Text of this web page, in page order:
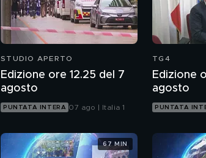
STUDIO APERTO
Edizione ore 12.25 del 7
agosto
PUNTATA INTERA 07 ago | Italia 1
TG4
Edizione
agosto
PUNTATA
67 MIN